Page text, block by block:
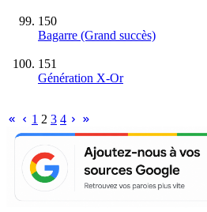
150
Bagarre (Grand succès)
151
Génération X-Or
1 2 3 4